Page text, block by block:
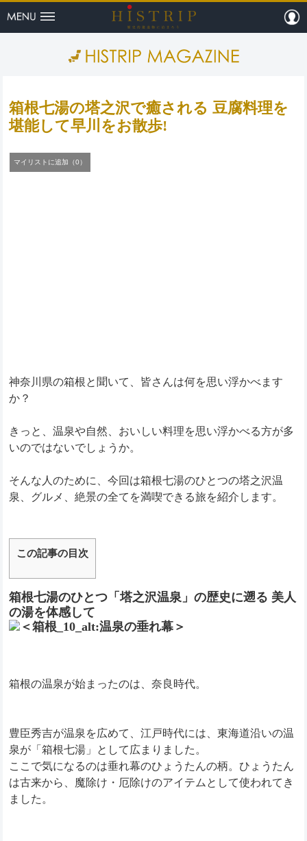
HISTRIP（
箱根七湯の塔之沢で癒される 豆腐料理を
堪能して早川をお散歩!
神奈川県の箱根と聞いて、皆さんは何を思い浮かべます
か？
きっと、温泉や自然、おいしい料理を思い浮かべる方が多
いのではないでしょうか。
そんな人のために、今回は箱根七湯のひとつの塔之沢温
泉、グルメ、絶景の全てを満喫できる旅を紹介します。
この記事の目次
箱根七湯のひとつ「塔之沢温泉」の歴史に遡る 美人
の湯を体感して
箱根の温泉が始まったのは、奈良時代。
豊臣秀吉が温泉を広めて、江戸時代には、東海道沿いの温
泉が「箱根七湯」として広まりました。
ここで気になるのは垂れ幕のひょうたんの柄。ひょうたん
は古来から、魔除け・厄除けのアイテムとして使われてき
ました。